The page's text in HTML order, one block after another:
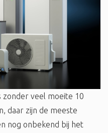
zonder veel moeite 10
daar zijn de meeste
nog onbekend bij het